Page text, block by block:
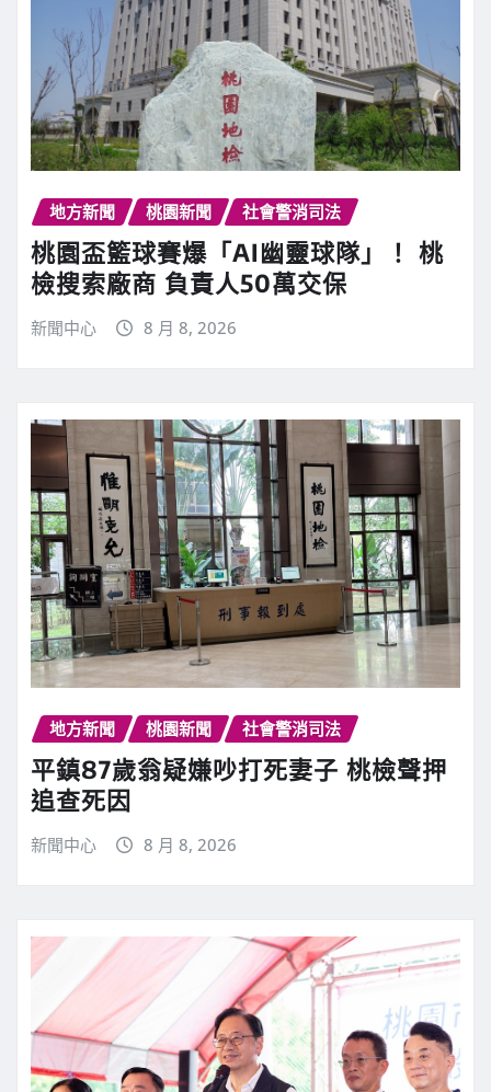
地方新聞 桃園新聞 社會警消司法
桃園盃籃球賽爆「AI幽靈球隊」！ 桃
檢搜索廠商 負責人50萬交保
新聞中心 8 月 8, 2026
地方新聞 桃園新聞 社會警消司法
平鎮87歲翁疑嫌吵打死妻子 桃檢聲押
追查死因
新聞中心 8 月 8, 2026